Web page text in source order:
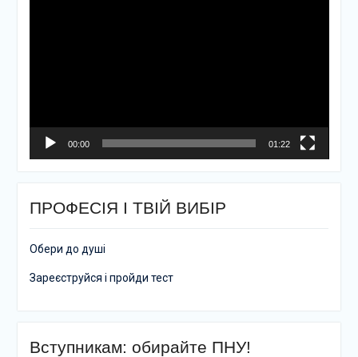
00:00 01:22
ПРОФЕСІЯ І ТВІЙ ВИБІР
Обери до душі
Зареєструйся і пройди тест
Вступникам: обирайте ПНУ!